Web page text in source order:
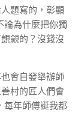
題寫的，彰顯
論為什麼把你獨
覦的？沒錢沒
會自發舉辦師
村的匠人們會
每年師傅誕我都